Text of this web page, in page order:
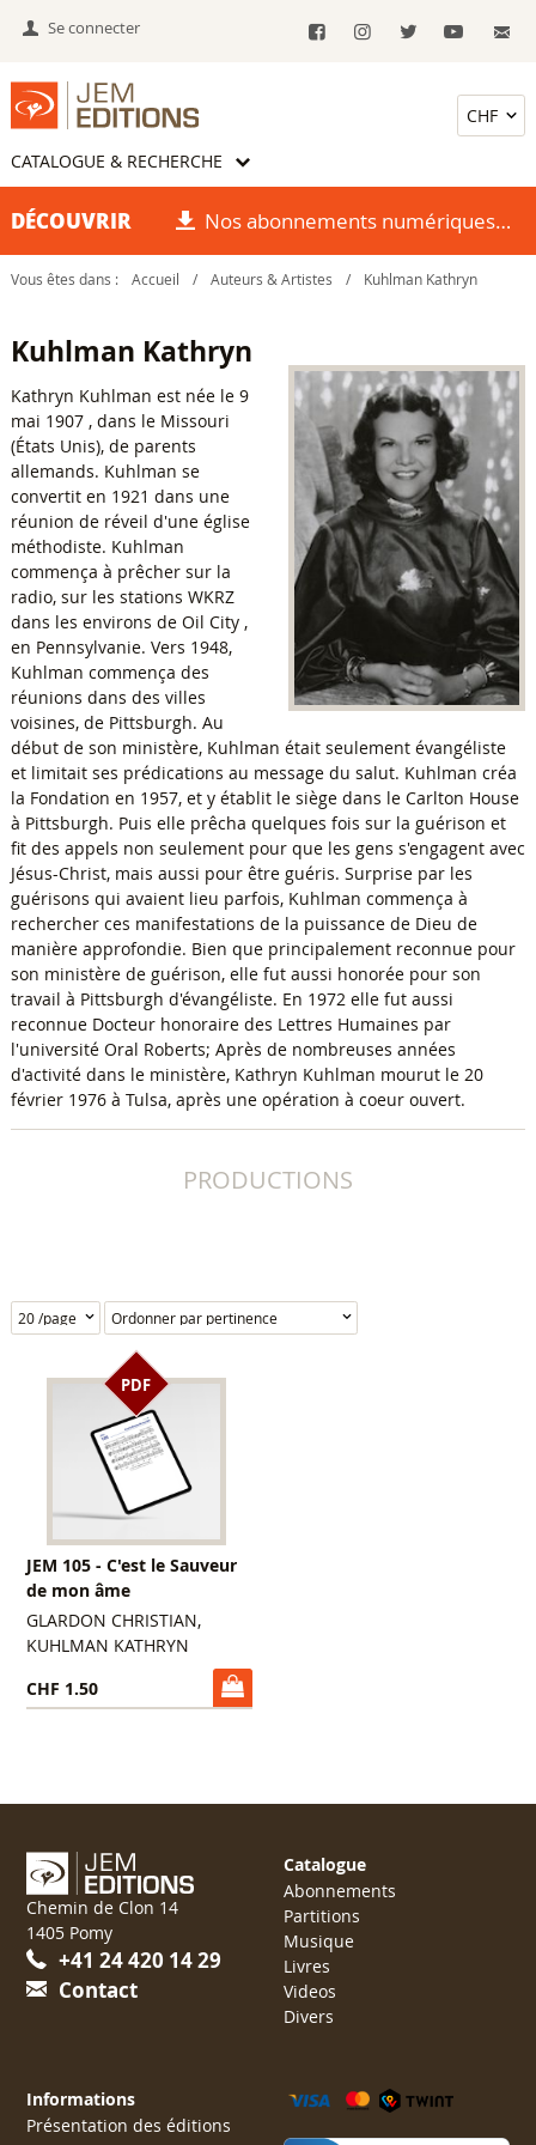
Se connecter
CATALOGUE & RECHERCHE
DÉCOUVRIR Nos abonnements numériques
Vous êtes dans : Accueil / Auteurs & Artistes / Kuhlman Kathryn
Kuhlman Kathryn
Kathryn Kuhlman est née le 9
mai 1907 , dans le Missouri
(États Unis), de parents
allemands. Kuhlman se
convertit en 1921 dans une
réunion de réveil d'une église
méthodiste. Kuhlman
commença à prêcher sur la
radio, sur les stations WKRZ
dans les environs de Oil City ,
en Pennsylvanie. Vers 1948,
Kuhlman commença des
réunions dans des villes
voisines, de Pittsburgh. Au
début de son ministère, Kuhlman était seulement évangéliste
et limitait ses prédications au message du salut. Kuhlman créa
la Fondation en 1957, et y établit le siège dans le Carlton House
à Pittsburgh. Puis elle prêcha quelques fois sur la guérison et
fit des appels non seulement pour que les gens s'engagent avec
Jésus-Christ, mais aussi pour être guéris. Surprise par les
guérisons qui avaient lieu parfois, Kuhlman commença à
rechercher ces manifestations de la puissance de Dieu de
manière approfondie. Bien que principalement reconnue pour
son ministère de guérison, elle fut aussi honorée pour son
travail à Pittsburgh d'évangéliste. En 1972 elle fut aussi
reconnue Docteur honoraire des Lettres Humaines par
l'université Oral Roberts; Après de nombreuses années
d'activité dans le ministère, Kathryn Kuhlman mourut le 20
février 1976 à Tulsa, après une opération à coeur ouvert.
PRODUCTIONS
PDF
JEM 105 - C'est le Sauveur
de mon âme
GLARDON CHRISTIAN,
KUHLMAN KATHRYN
CHF 1.50
Chemin de Clon 14
1405 Pomy
+41 24 420 14 29
Contact
Catalogue
Abonnements
Partitions
Musique
Livres
Videos
Divers
Informations
Présentation des éditions